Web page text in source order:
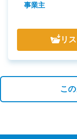
事業主
リス
こ